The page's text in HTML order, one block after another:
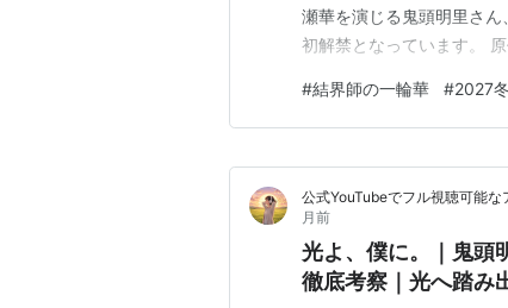
瀬華を演じる鬼頭明里さ
初解禁となっています。
た『結界師の一輪華』。原
こまで人気なの？』と気
#結界師の一輪華 #2027
公式YouTubeでフル視聴可能
月前
光よ、僕に。｜鬼頭
徹底考察｜光へ踏み